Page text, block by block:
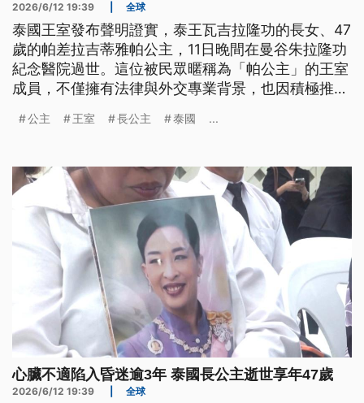
2026/6/12 19:39 全球
泰國王室發布聲明證實，泰王瓦吉拉隆功的長女、47
歲的帕差拉吉蒂雅帕公主，11日晚間在曼谷朱拉隆功
紀念醫院過世。這位被民眾暱稱為「帕公主」的王室
成員，不僅擁有法律與外交專業背景，也因積極推動
然病倒後，已經住院治療3年半，最終不敵病魔離
公主 王室 長公主 泰國 ...
心臟不適陷入昏迷逾3年 泰國長公主逝世享年47歲
2026/6/12 19:39 全球